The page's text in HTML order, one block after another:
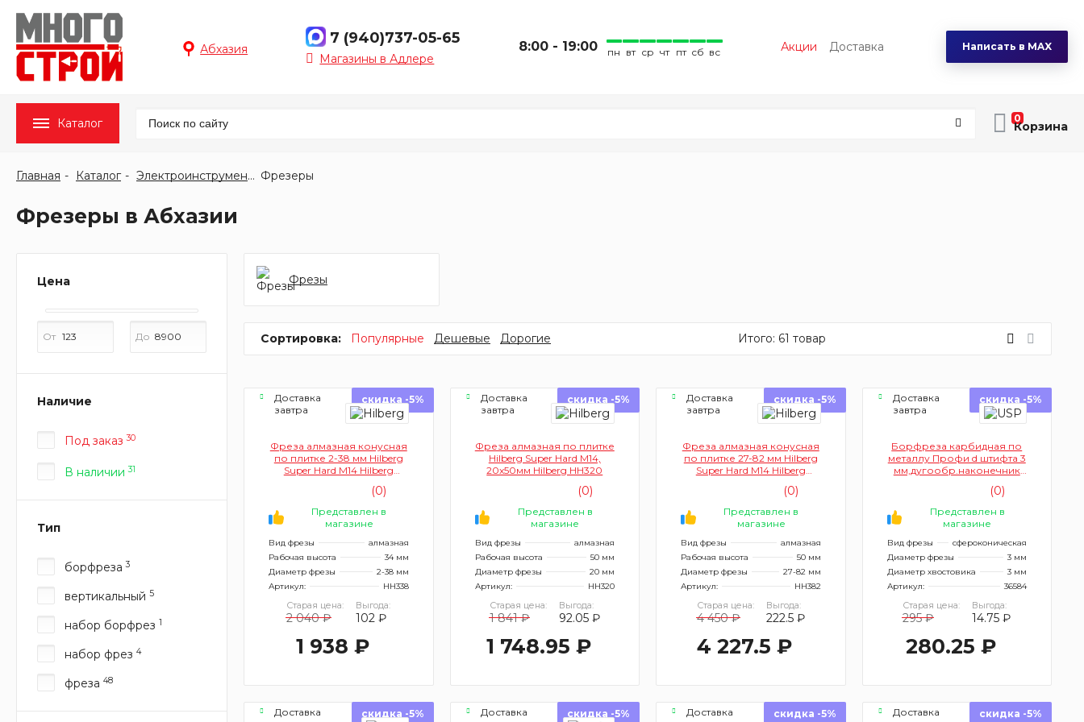
Абхазия
7 (940)737-05-65 Написать в MAX
Магазины в Адлере
8:00 - 19:00 пн вт ср чт пт сб вс Акции Доставка
Каталог 0
Главная Каталог Электроинструмент Фрезеры
Фрезеры в Абхазии
Цена
От До
Наличие
Под заказ30
В наличии31
Тип
борфреза3
вертикальный 5
набор борфрез 1
набор фрез 4
фреза 48
Фрезы
Сортировка: Популярные Дешевые Дорогие Итого: 61 товар
Доставка
завтра
скидка -5%
Фреза алмазная конусная
по плитке 2-38 мм Hilberg
Super Hard М14 Hilberg
(0)
Представлен в
магазине
Вид фрезы
алмазная
Рабочая высота
34 мм
Диаметр фрезы
2-38 мм
Артикул:
HH338
Старая цена:
2 040 ₽
Выгода:
102 ₽
1 938 ₽
Доставка
завтра
скидка -5%
Фреза алмазная по плитке
Hilberg Super Hard М14,
20x50мм Hilberg НН320
(0)
Представлен в
магазине
Вид фрезы
алмазная
Рабочая высота
50 мм
Диаметр фрезы
20 мм
Артикул:
HH320
Старая цена:
1 841 ₽
Выгода:
92.05 ₽
1 748.95 ₽
Доставка
завтра
скидка -5%
Фреза алмазная конусная
по плитке 27-82 мм Hilberg
Super Hard М14 Hilberg
(0)
Представлен в
магазине
Вид фрезы
алмазная
Рабочая высота
50 мм
Диаметр фрезы
27-82 мм
Артикул:
HH382
Старая цена:
4 450 ₽
Выгода:
222.5 ₽
4 227.5 ₽
Доставка
завтра
скидка -5%
Борфреза карбидная по
металлу Профи d штифта 3
мм,дугообр.наконечник
(0)
Представлен в
магазине
Вид фрезы
сфероконическая
Диаметр фрезы
3 мм
Диаметр хвостовика
3 мм
Артикул:
36584
Старая цена:
295 ₽
Выгода:
14.75 ₽
280.25 ₽
Доставка
скидка -5%
Доставка
скидка -5%
Доставка
скидка -5%
Доставка
скидка -5%